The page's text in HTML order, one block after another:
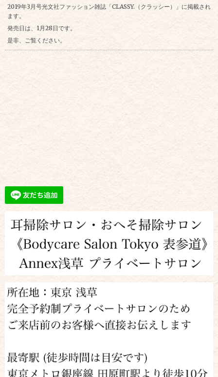
2019年3月号光文社ファッション雑誌「CLASSY.（クラッシー）」に掲載され
ます。
発売日は、1月28日です。
是非、ご覧ください。